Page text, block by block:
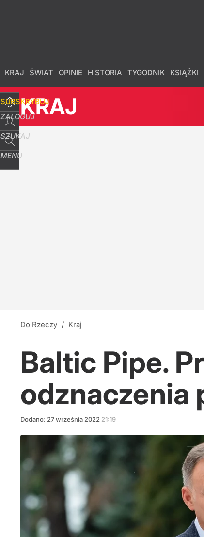
KRAJ ŚWIAT OPINIE HISTORIA TYGODNIK KSIĄŻKI
SUBSKRYBUJ
ZALOGUJ
SZUKAJ
MENU
KRAJ
Do Rzeczy / Kraj
Baltic Pipe.
odznaczenia
Dodano: 27września 2022 21:19